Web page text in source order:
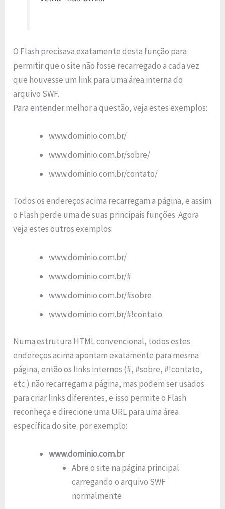
O Flash precisava exatamente desta função para
permitir que o site não fosse recarregado a cada vez
que houvesse um link para uma área interna do
arquivo SWF.
Para entender melhor a questão, veja estes exemplos:
www.dominio.com.br/
www.dominio.com.br/sobre/
www.dominio.com.br/contato/
Todos os endereços acima recarregam a página, e assim
o Flash perde uma de suas principais funções. Agora
veja estes outros exemplos:
www.dominio.com.br/
www.dominio.com.br/#
www.dominio.com.br/#sobre
www.dominio.com.br/#!contato
Numa estrutura HTML convencional, todos estes
endereços acima apontam exatamente para mesma
página, então os links internos (#, #sobre, #!contato,
etc.) não recarregam a página, mas podem ser usados
para criar links diferentes, e isso permite o Flash
reconheça e direcione uma URL para uma área
específica do site. por exemplo:
www.dominio.com.br
Abre o site na página principal
carregando o arquivo SWF
normalmente